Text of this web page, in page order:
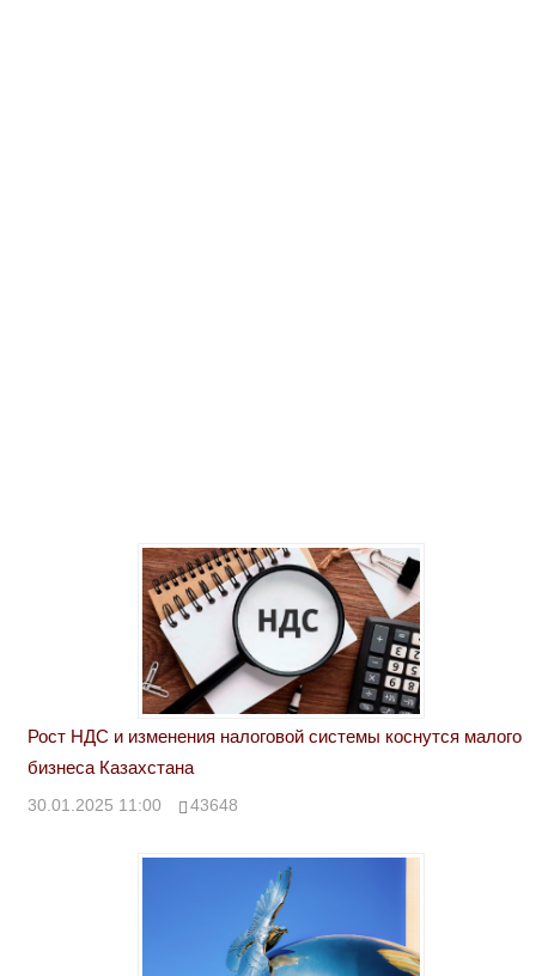
Рост НДС и изменения налоговой системы коснутся малого
бизнеса Казахстана
30.01.2025 11:00 43648